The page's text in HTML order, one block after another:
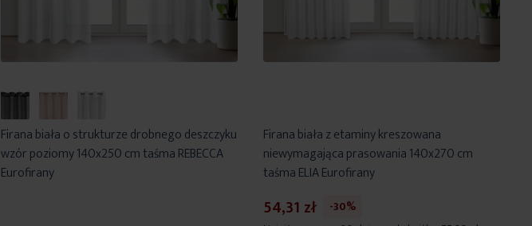
Firana biała o strukturze drobnego deszczyku
wzór poziomy 140x250 cm taśma REBECCA
Eurofirany
Firana biała z etaminy kreszowana
niewymagająca prasowania 140x270 cm
taśma ELIA Eurofirany
54,31 zł
-30%